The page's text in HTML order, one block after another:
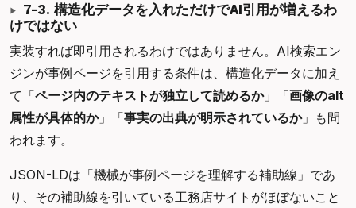
7-3. 構造化データを入れただけでAI引用が増えるわ
けではない
実装すれば即引用されるわけではありません。AI検索エン
ジンが事例ページを引用する条件は、構造化データに加え
て「ページ内のテキストが独立して読めるか」「画像のalt
属性が具体的か」「事実の出典が明示されているか」も問
われます。
JSON-LDは「機械が事例ページを理解する補助線」であ
り、その補助線を引いている工務店サイトがほぼないこと